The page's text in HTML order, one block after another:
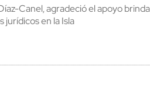
Canel, agradeció el apoyo
jurídicos en la Isla